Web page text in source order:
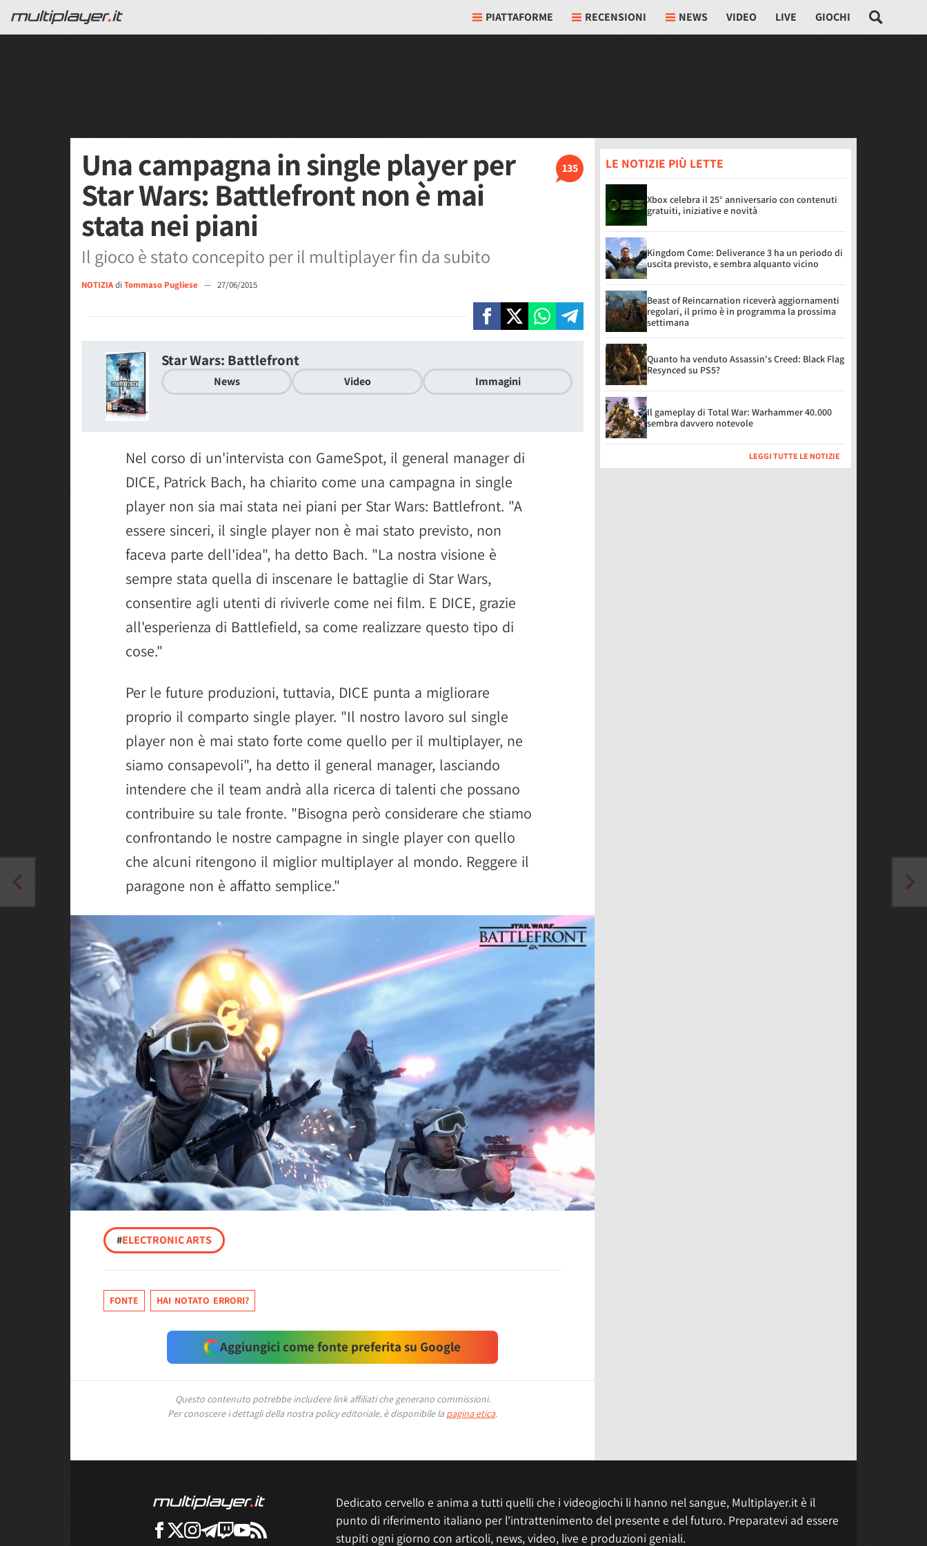
PIATTAFORME RECENSIONI NEWS VIDEO LIVE GIOCHI
135
Una campagna in single player per
Star Wars: Battlefront non è mai
stata nei piani
Il gioco è stato concepito per il multiplayer fin da subito
NOTIZIAdi Tommaso Pugliese — 27/06/2015
Star Wars: Battlefront
News Video Immagini
Nel corso di un'intervista con GameSpot, il general manager di
DICE, Patrick Bach, ha chiarito come una campagna in single
player non sia mai stata nei piani per Star Wars: Battlefront. "A
essere sinceri, il single player non è mai stato previsto, non
faceva parte dell'idea", ha detto Bach. "La nostra visione è
sempre stata quella di inscenare le battaglie di Star Wars,
consentire agli utenti di riviverle come nei film. E DICE, grazie
all'esperienza di Battlefield, sa come realizzare questo tipo di
cose."
Per le future produzioni, tuttavia, DICE punta a migliorare
proprio il comparto single player. "Il nostro lavoro sul single
player non è mai stato forte come quello per il multiplayer, ne
siamo consapevoli", ha detto il general manager, lasciando
intendere che il team andrà alla ricerca di talenti che possano
contribuire su tale fronte. "Bisogna però considerare che stiamo
confrontando le nostre campagne in single player con quello
che alcuni ritengono il miglior multiplayer al mondo. Reggere il
paragone non è affatto semplice."
#ELECTRONIC ARTS
FONTE HAI NOTATO ERRORI?
Aggiungici come fonte preferita su Google
Questo contenuto potrebbe includere link affiliati che generano commissioni.
Per conoscere i dettagli della nostra policy editoriale, è disponibile la pagina etica.
LE NOTIZIE PIÙ LETTE
Xbox celebra il 25° anniversario con contenuti
gratuiti, iniziative e novità
Kingdom Come: Deliverance 3 ha un periodo di
uscita previsto, e sembra alquanto vicino
Beast of Reincarnation riceverà aggiornamenti
regolari, il primo è in programma la prossima
settimana
Quanto ha venduto Assassin's Creed: Black Flag
Resynced su PS5?
Il gameplay di Total War: Warhammer 40.000
sembra davvero notevole
LEGGI TUTTE LE NOTIZIE
Dedicato cervello e anima a tutti quelli che i videogiochi li hanno nel sangue, Multiplayer.it è il
punto di riferimento italiano per l'intrattenimento del presente e del futuro. Preparatevi ad essere
stupiti ogni giorno con articoli, news, video, live e produzioni geniali.